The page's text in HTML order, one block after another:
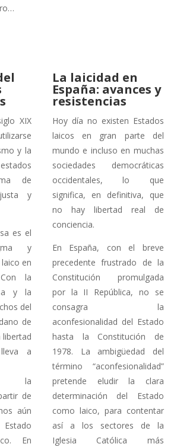
XIX
y la
de
y
es el
y
en
la
y la
del
de
libertad
a
la
de
aún
En
La laicidad en
España: avances y
resistencias
Hoy día no existen Estados
laicos en gran parte del
mundo e incluso en muchas
sociedades democráticas
occidentales, lo que
significa, en definitiva, que
no hay libertad real de
conciencia.
En España, con el breve
precedente frustrado de la
Constitución promulgada
por la II República, no se
consagra la
aconfesionalidad del Estado
hasta la Constitución de
1978. La ambigüedad del
término “aconfesionalidad”
pretende eludir la clara
determinación del Estado
como laico, para contentar
así a los sectores de la
Iglesia Católica más